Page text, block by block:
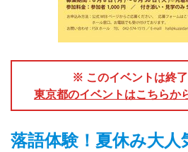
※ このイベントは終了
東京都のイベントはこちらか
落語体験！夏休み大人